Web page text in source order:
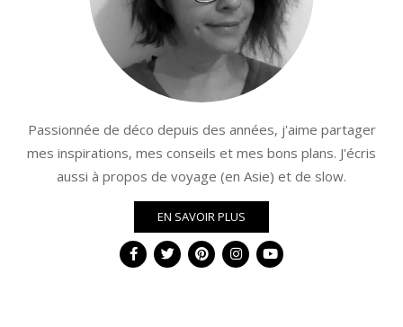
Passionnée de déco depuis des années, j'aime partager
mes inspirations, mes conseils et mes bons plans. J'écris
aussi à propos de voyage (en Asie) et de slow.
EN SAVOIR PLUS